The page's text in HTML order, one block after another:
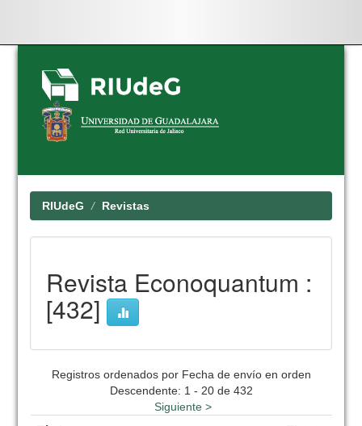
Skip
navigation
RIUdeG Revistas
Revista Econoquantum :
[432]
Registros ordenados por Fecha de envío en orden
Descendente: 1 - 20 de 432
Siguiente >